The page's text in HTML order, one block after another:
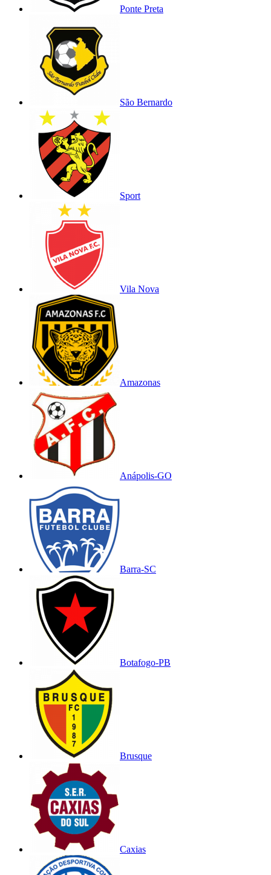
Ponte Preta
São Bernardo
Sport
Vila Nova
Amazonas
Anápolis-GO
Barra-SC
Botafogo-PB
Brusque
Caxias